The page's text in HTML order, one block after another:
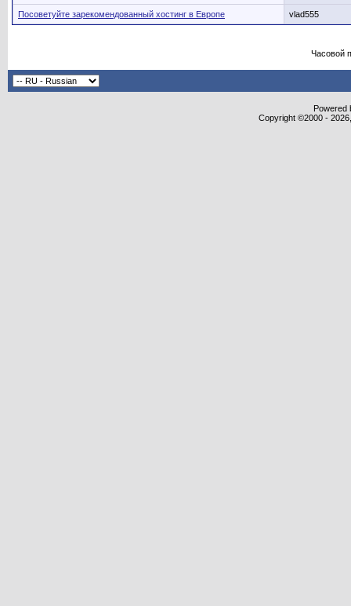
Посоветуйте зарекомендованный хостинг в Европе vlad555
Часовой
Powered
Copyright ©2000 -